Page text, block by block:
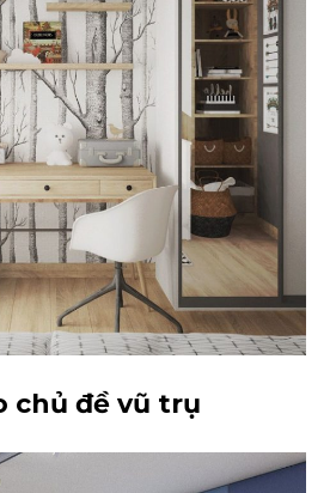
chủ đề vũ trụ